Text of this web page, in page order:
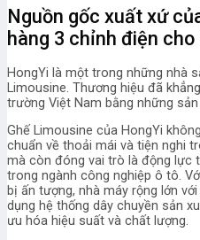
Nguồn gốc xuất xứ
hàng 3 chỉnh điện cho
HongYi là một trong những nhà
Limousine. Thương hiệu đã
trường Việt Nam bằng những
Ghế Limousine của HongYi
chuẩn về thoải mái và tiện nghi
mà còn đóng vai trò là động lực
trong ngành công nghiệp ô tô.
bị ấn tượng, nhà máy rộng lớn
dụng hệ thống dây chuyền sản
ưu hóa hiệu suất và chất lượng.